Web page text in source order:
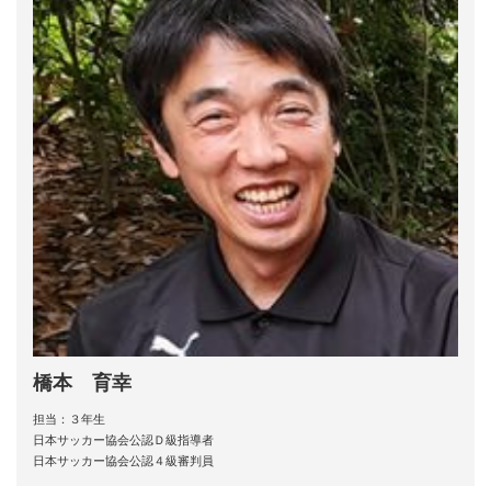
橋本 育幸
担当：３年生
日本サッカー協会公認Ｄ級指導者
日本サッカー協会公認４級審判員